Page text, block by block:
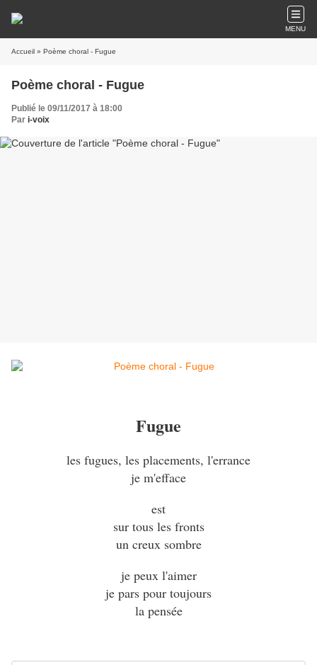
MENU
Accueil » Poème choral - Fugue
Poème choral - Fugue
Publié le 09/11/2017 à 18:00
Par i-voix
Fugue
les fugues, les placements, l'errance
je m'efface
est
sur tous les fronts
un creux sombre
je peux l'aimer
je pars pour toujours
la pensée